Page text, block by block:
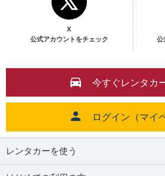
X
公式アカウントをチェック
公
今すぐレンタカ
ログイン（マイ
レンタカーを使う